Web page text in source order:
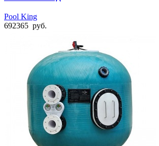
Pool King
692365 руб.